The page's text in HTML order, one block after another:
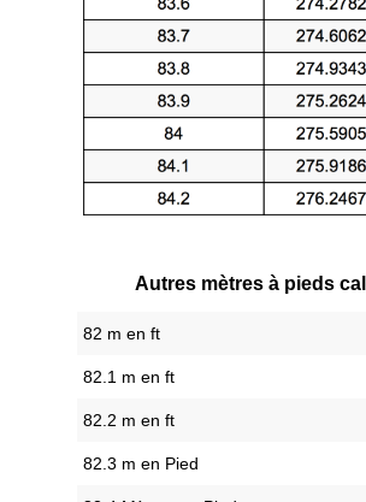
Autres mètres à pieds
82 m en ft
82.1 m en ft
82.2 m en ft
82.3 m en Pied